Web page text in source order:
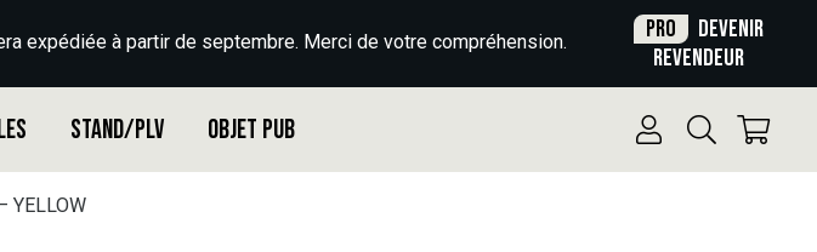
expédiée à partir de septembre. Merci de votre compréhension. Pro
Devenir
revendeur
Stand/PLV Objet Pub
YELLOW